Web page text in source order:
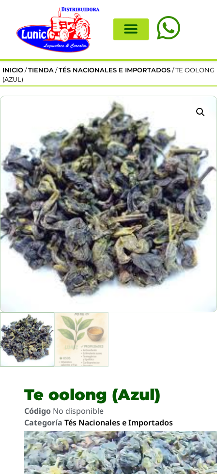
INICIO /TIENDA /TÉS NACIONALES E IMPORTADOS / TE OOLONG
(AZUL)
Te oolong (Azul)
Código No disponible
Categoría Tés Nacionales e Importados
Reproductor
de
video